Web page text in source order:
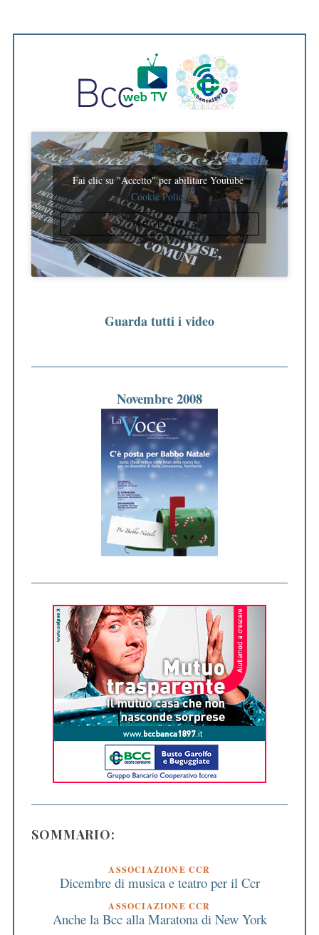
Fai clic su "Accetto" per abilitare Youtube
Cookie Policy
ACCETTO
Guarda tutti i video
Novembre 2008
SOMMARIO:
ASSOCIAZIONE CCR
Dicembre di musica e teatro per il Ccr
ASSOCIAZIONE CCR
Anche la Bcc alla Maratona di New York